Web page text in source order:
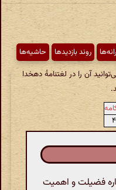
روند بازدیدها حاشیه‌ها
آن را در لغتنامهٔ دهخدا
۴
فضیلت و اهمیت